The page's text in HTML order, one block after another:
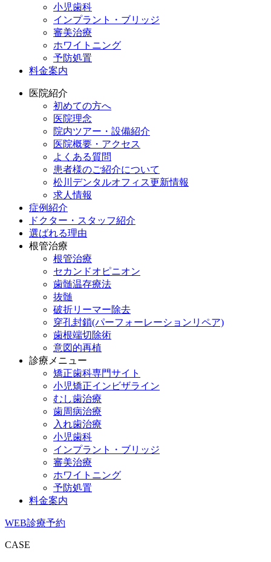
小児歯科
インプラント・ブリッジ
審美治療
ホワイトニング
予防処置
料金案内
医院紹介
初めての方へ
医院理念
院内ツアー・設備紹介
医院概要・アクセス
よくある質問
患者様のご紹介について
松川デンタルオフィス更新情報
求人情報
症例紹介
ドクター・スタッフ紹介
選ばれる理由
根管治療
根管治療
セカンドオピニオン
歯髄温存療法
抜髄
破折リーマー除去
穿孔封鎖(パーフォーレーションリペア)
歯根端切除術
意図的再植
診療メニュー
矯正歯科専門サイト
小児矯正インビザライン
むし歯治療
歯周病治療
入れ歯治療
小児歯科
インプラント・ブリッジ
審美治療
ホワイトニング
予防処置
料金案内
WEB診療予約
CASE